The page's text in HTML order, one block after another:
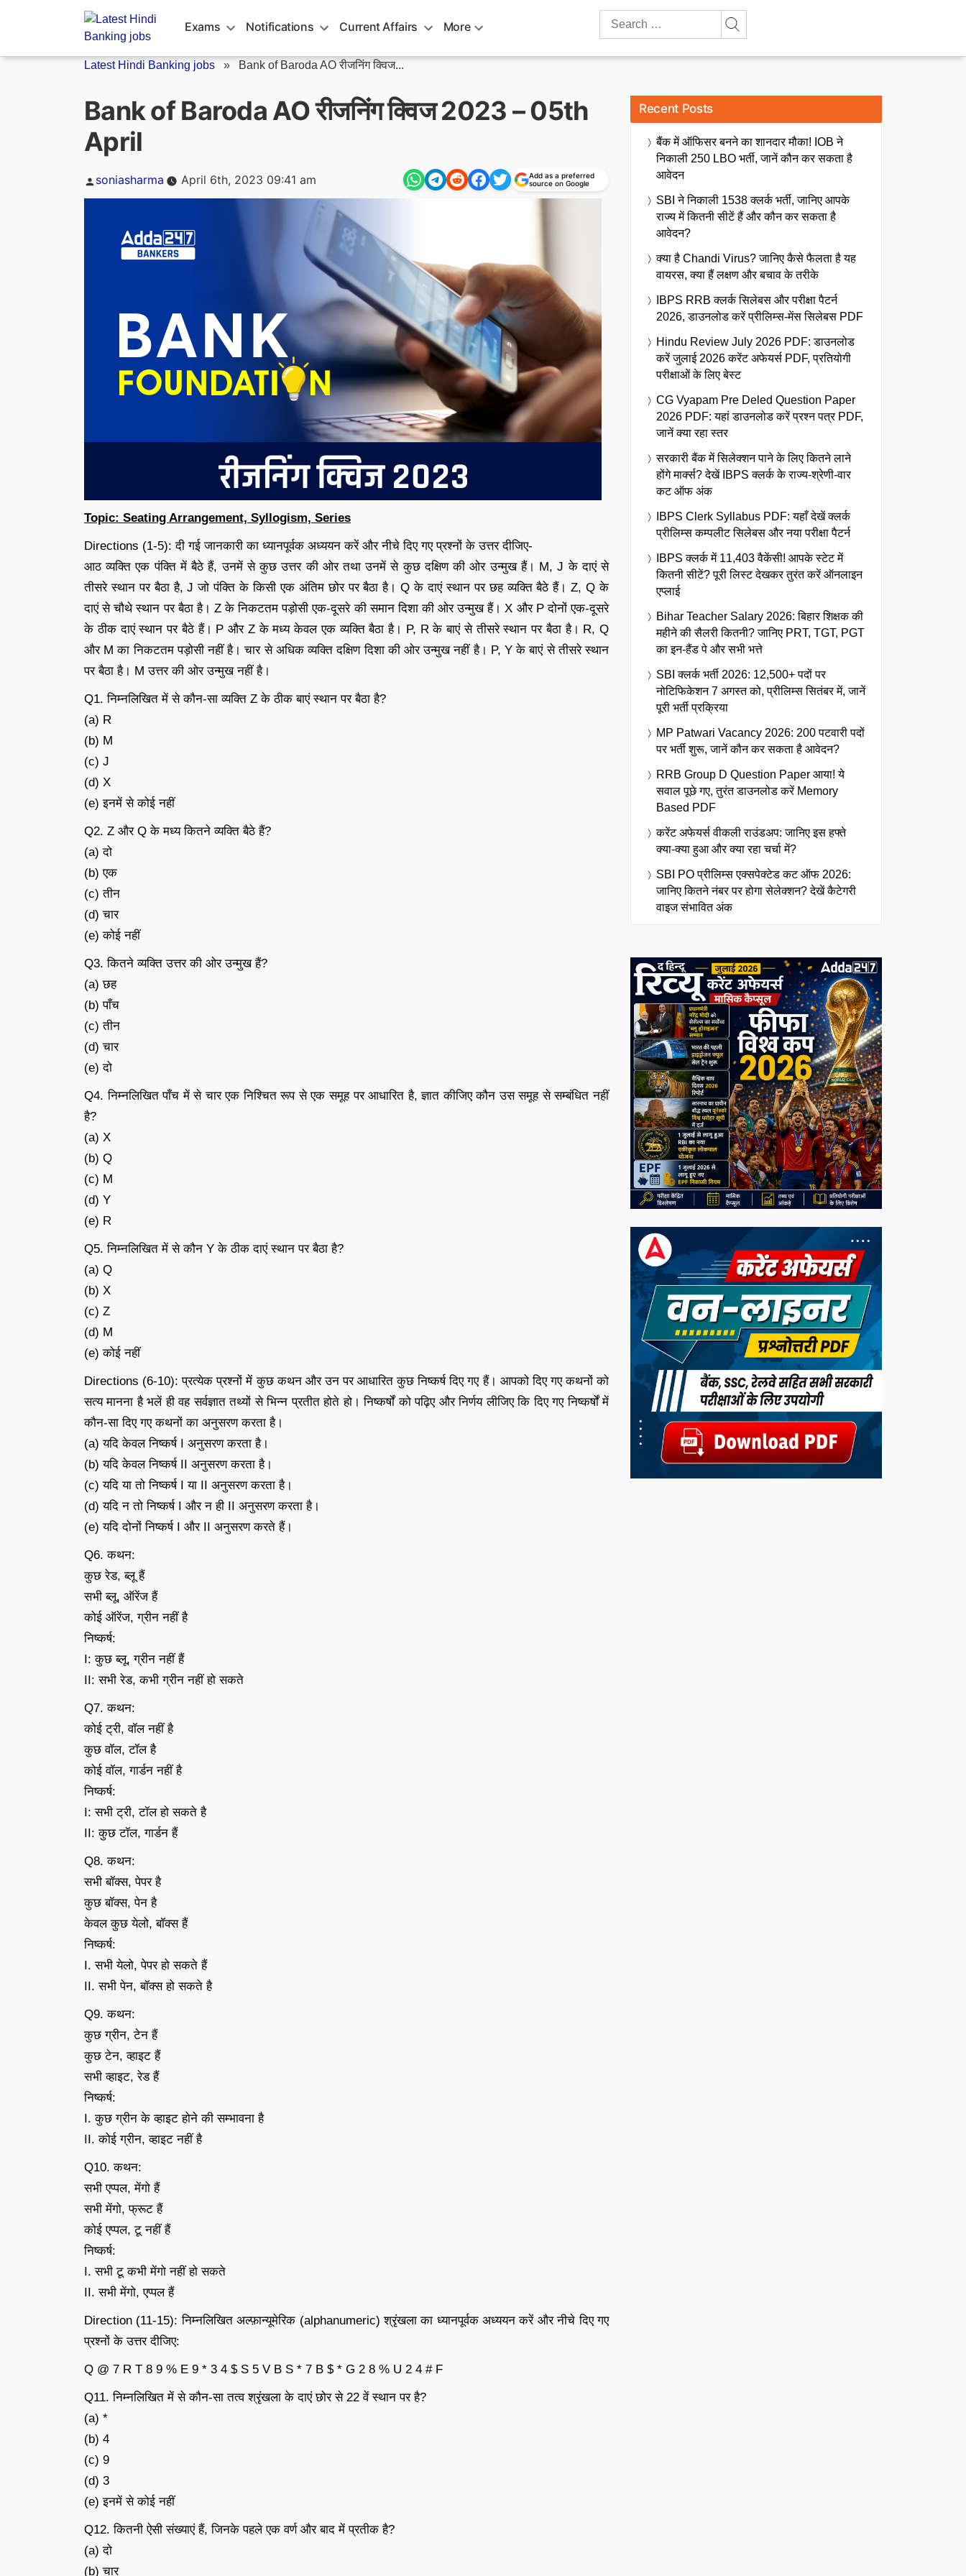
Exams Notifications Current Affairs More
Search
Latest Hindi Banking jobs » Bank of Baroda AO रीजनिंग क्विज...
Bank of Baroda AO रीजनिंग क्विज 2023 – 05th
April
Posted
soniasharma April 6th, 2023 09:41 am
Add as a preferred
source on Google
Topic: Seating Arrangement, Syllogism, Series
Directions (1-5): दी गई जानकारी का ध्यानपूर्वक अध्ययन करें और नीचे दिए गए प्रश्नों के उत्तर दीजिए-
आठ व्यक्ति एक पंक्ति में बैठे हैं, उनमें से कुछ उत्तर की ओर तथा उनमें से कुछ दक्षिण की ओर उन्मुख हैं। M, J के दाएं से
तीसरे स्थान पर बैठा है, J जो पंक्ति के किसी एक अंतिम छोर पर बैठा है। Q के दाएं स्थान पर छह व्यक्ति बैठे हैं। Z, Q के
दाएं से चौथे स्थान पर बैठा है। Z के निकटतम पड़ोसी एक-दूसरे की समान दिशा की ओर उन्मुख हैं। X और P दोनों एक-दूसरे
के ठीक दाएं स्थान पर बैठे हैं। P और Z के मध्य केवल एक व्यक्ति बैठा है। P, R के बाएं से तीसरे स्थान पर बैठा है। R, Q
और M का निकटतम पड़ोसी नहीं है। चार से अधिक व्यक्ति दक्षिण दिशा की ओर उन्मुख नहीं है। P, Y के बाएं से तीसरे स्थान
पर बैठा है। M उत्तर की ओर उन्मुख नहीं है।
Q1. निम्नलिखित में से कौन-सा व्यक्ति Z के ठीक बाएं स्थान पर बैठा है?
(a) R
(b) M
(c) J
(d) X
(e) इनमें से कोई नहीं
Q2. Z और Q के मध्य कितने व्यक्ति बैठे हैं?
(a) दो
(b) एक
(c) तीन
(d) चार
(e) कोई नहीं
Q3. कितने व्यक्ति उत्तर की ओर उन्मुख हैं?
(a) छह
(b) पाँच
(c) तीन
(d) चार
(e) दो
Q4. निम्नलिखित पाँच में से चार एक निश्चित रूप से एक समूह पर आधारित है, ज्ञात कीजिए कौन उस समूह से सम्बंधित नहीं
है?
(a) X
(b) Q
(c) M
(d) Y
(e) R
Q5. निम्नलिखित में से कौन Y के ठीक दाएं स्थान पर बैठा है?
(a) Q
(b) X
(c) Z
(d) M
(e) कोई नहीं
Directions (6-10): प्रत्येक प्रश्नों में कुछ कथन और उन पर आधारित कुछ निष्कर्ष दिए गए हैं। आपको दिए गए कथनों को
सत्य मानना है भलें ही वह सर्वज्ञात तथ्यों से भिन्न प्रतीत होते हो। निष्कर्षों को पढ़िए और निर्णय लीजिए कि दिए गए निष्कर्षों में
कौन-सा दिए गए कथनों का अनुसरण करता है।
(a) यदि केवल निष्कर्ष I अनुसरण करता है।
(b) यदि केवल निष्कर्ष II अनुसरण करता है।
(c) यदि या तो निष्कर्ष I या II अनुसरण करता है।
(d) यदि न तो निष्कर्ष I और न ही II अनुसरण करता है।
(e) यदि दोनों निष्कर्ष I और II अनुसरण करते हैं।
Q6. कथन:
कुछ रेड, ब्लू हैं
सभी ब्लू, ऑरेंज हैं
कोई ऑरेंज, ग्रीन नहीं है
निष्कर्ष:
I: कुछ ब्लू, ग्रीन नहीं हैं
II: सभी रेड, कभी ग्रीन नहीं हो सकते
Q7. कथन:
कोई ट्री, वॉल नहीं है
कुछ वॉल, टॉल है
कोई वॉल, गार्डन नहीं है
निष्कर्ष:
I: सभी ट्री, टॉल हो सकते है
II: कुछ टॉल, गार्डन हैं
Q8. कथन:
सभी बॉक्स, पेपर है
कुछ बॉक्स, पेन है
केवल कुछ येलो, बॉक्स हैं
निष्कर्ष:
I. सभी येलो, पेपर हो सकते हैं
II. सभी पेन, बॉक्स हो सकते है
Q9. कथन:
कुछ ग्रीन, टेन हैं
कुछ टेन, व्हाइट हैं
सभी व्हाइट, रेड हैं
निष्कर्ष:
I. कुछ ग्रीन के व्हाइट होने की सम्भावना है
II. कोई ग्रीन, व्हाइट नहीं है
Q10. कथन:
सभी एप्पल, मेंगो हैं
सभी मेंगो, फ्रूट हैं
कोई एप्पल, टू नहीं हैं
निष्कर्ष:
I. सभी टू कभी मेंगो नहीं हो सकते
II. सभी मेंगो, एप्पल हैं
Direction (11-15): निम्नलिखित अल्फ़ान्यूमेरिक (alphanumeric) श्रृंखला का ध्यानपूर्वक अध्ययन करें और नीचे दिए गए
प्रश्नों के उत्तर दीजिए:
Q @ 7 R T 8 9 % E 9 * 3 4 $ S 5 V B S * 7 B $ * G 2 8 % U 2 4 # F
Q11. निम्नलिखित में से कौन-सा तत्व श्रृंखला के दाएं छोर से 22 वें स्थान पर है?
(a) *
(b) 4
(c) 9
(d) 3
(e) इनमें से कोई नहीं
Q12. कितनी ऐसी संख्याएं हैं, जिनके पहले एक वर्ण और बाद में प्रतीक है?
(a) दो
(b) चार
Recent Posts
बैंक में ऑफिसर बनने का शानदार मौका! IOB ने
निकाली 250 LBO भर्ती, जानें कौन कर सकता है
आवेदन
SBI ने निकाली 1538 क्लर्क भर्ती, जानिए आपके
राज्य में कितनी सीटें हैं और कौन कर सकता है
आवेदन?
क्या है Chandi Virus? जानिए कैसे फैलता है यह
वायरस, क्या हैं लक्षण और बचाव के तरीके
IBPS RRB क्लर्क सिलेबस और परीक्षा पैटर्न
2026, डाउनलोड करें प्रीलिम्स-मेंस सिलेबस PDF
Hindu Review July 2026 PDF: डाउनलोड
करें जुलाई 2026 करेंट अफेयर्स PDF, प्रतियोगी
परीक्षाओं के लिए बेस्ट
CG Vyapam Pre Deled Question Paper
2026 PDF: यहां डाउनलोड करें प्रश्न पत्र PDF,
जानें क्या रहा स्तर
सरकारी बैंक में सिलेक्शन पाने के लिए कितने लाने
होंगे मार्क्स? देखें IBPS क्लर्क के राज्य-श्रेणी-वार
कट ऑफ अंक
IBPS Clerk Syllabus PDF: यहाँ देखें क्लर्क
प्रीलिम्स कम्पलीट सिलेबस और नया परीक्षा पैटर्न
IBPS क्लर्क में 11,403 वैकेंसी! आपके स्टेट में
कितनी सीटें? पूरी लिस्ट देखकर तुरंत करें ऑनलाइन
एप्लाई
Bihar Teacher Salary 2026: बिहार शिक्षक की
महीने की सैलरी कितनी? जानिए PRT, TGT, PGT
का इन-हैंड पे और सभी भत्ते
SBI क्लर्क भर्ती 2026: 12,500+ पदों पर
नोटिफिकेशन 7 अगस्त को, प्रीलिम्स सितंबर में, जानें
पूरी भर्ती प्रक्रिया
MP Patwari Vacancy 2026: 200 पटवारी पदों
पर भर्ती शुरू, जानें कौन कर सकता है आवेदन?
RRB Group D Question Paper आया! ये
सवाल पूछे गए, तुरंत डाउनलोड करें Memory
Based PDF
करेंट अफेयर्स वीकली राउंडअप: जानिए इस हफ्ते
क्या-क्या हुआ और क्या रहा चर्चा में?
SBI PO प्रीलिम्स एक्सपेक्टेड कट ऑफ 2026:
जानिए कितने नंबर पर होगा सेलेक्शन? देखें कैटेगरी
वाइज संभावित अंक